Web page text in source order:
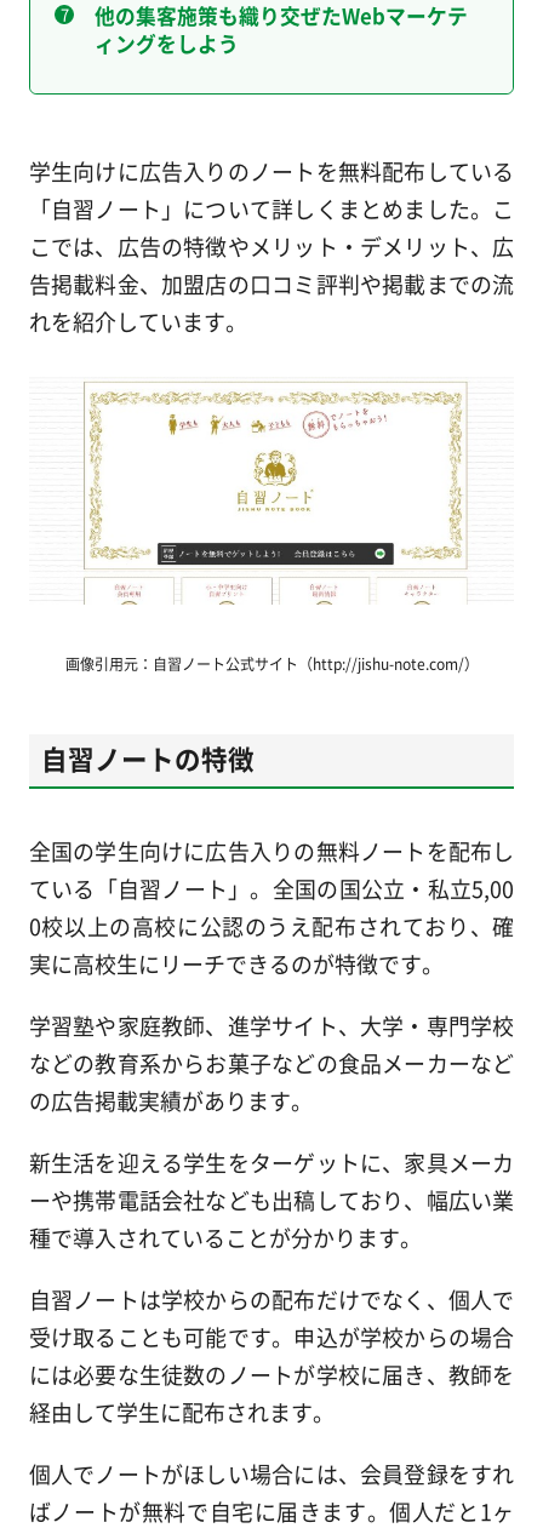
他の集客施策も織り交ぜたWebマーケテ
ィングをしよう
学生向けに広告入りのノートを無料配布している
「自習ノート」について詳しくまとめました。こ
こでは、広告の特徴やメリット・デメリット、広
告掲載料金、加盟店の口コミ評判や掲載までの流
れを紹介しています。
画像引用元：自習ノート公式サイト（http://jishu-note.com/）
自習ノートの特徴
全国の学生向けに広告入りの無料ノートを配布し
ている「自習ノート」。全国の国公立・私立5,00
0校以上の高校に公認のうえ配布されており、確
実に高校生にリーチできるのが特徴です。
学習塾や家庭教師、進学サイト、大学・専門学校
などの教育系からお菓子などの食品メーカーなど
の広告掲載実績があります。
新生活を迎える学生をターゲットに、家具メーカ
ーや携帯電話会社なども出稿しており、幅広い業
種で導入されていることが分かります。
自習ノートは学校からの配布だけでなく、個人で
受け取ることも可能です。申込が学校からの場合
には必要な生徒数のノートが学校に届き、教師を
経由して学生に配布されます。
個人でノートがほしい場合には、会員登録をすれ
ばノートが無料で自宅に届きます。個人だと1ヶ